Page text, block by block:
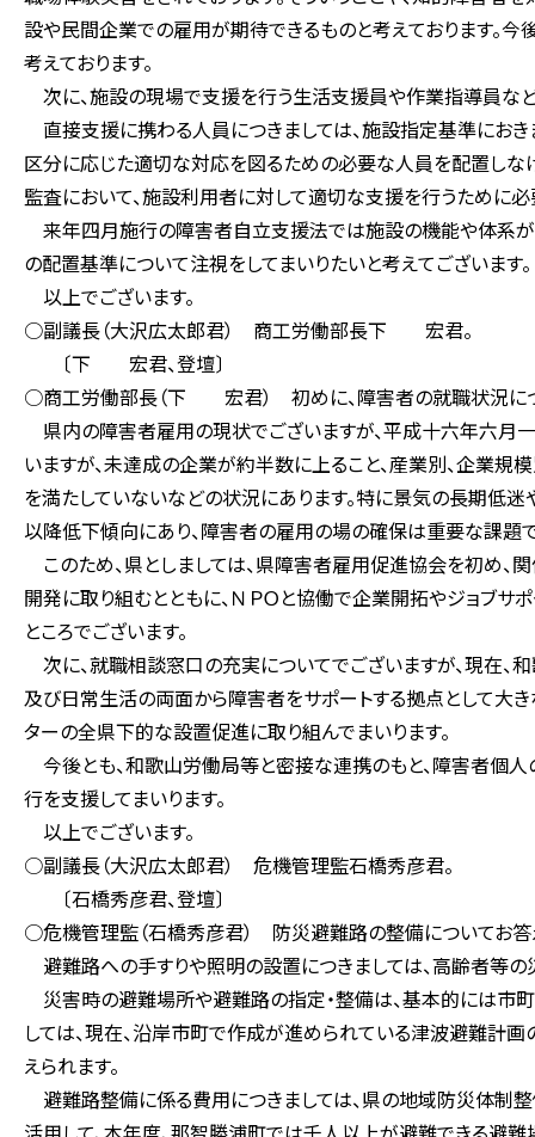
設や民間企業での雇用が期待できるものと考えております。
考えております。
次に、施設の現場で支援を行う生活支援員や作業指導員な
直接支援に携わる人員につきましては、施設指定基準におき
区分に応じた適切な対応を図るための必要な人員を配置しな
監査において、施設利用者に対して適切な支援を行うために
来年四月施行の障害者自立支援法では施設の機能や体系が
の配置基準について注視をしてまいりたいと考えてございます。
以上でございます。
○副議長（大沢広太郎君） 商工労働部長下 宏君。
〔下 宏君、登壇〕
○商工労働部長（下 宏君） 初めに、障害者の就職状況につ
県内の障害者雇用の現状でございますが、平成十六年六月
いますが、未達成の企業が約半数に上ること、産業別、企業
を満たしていないなどの状況にあります。特に景気の長期低
以降低下傾向にあり、障害者の雇用の場の確保は重要な課題
このため、県としましては、県障害者雇用促進協会を初め
開発に取り組むとともに、ＮＰＯと協働で企業開拓やジョブ
ところでございます。
次に、就職相談窓口の充実についてでございますが、現在
及び日常生活の両面から障害者をサポートする拠点として大
ターの全県下的な設置促進に取り組んでまいります。
今後とも、和歌山労働局等と密接な連携のもと、障害者個
行を支援してまいります。
以上でございます。
○副議長（大沢広太郎君） 危機管理監石橋秀彦君。
〔石橋秀彦君、登壇〕
○危機管理監（石橋秀彦君） 防災避難路の整備についてお答
避難路への手すりや照明の設置につきましては、高齢者等
災害時の避難場所や避難路の指定・整備は、基本的には市
しては、現在、沿岸市町で作成が進められている津波避難計
えられます。
避難路整備に係る費用につきましては、県の地域防災体制